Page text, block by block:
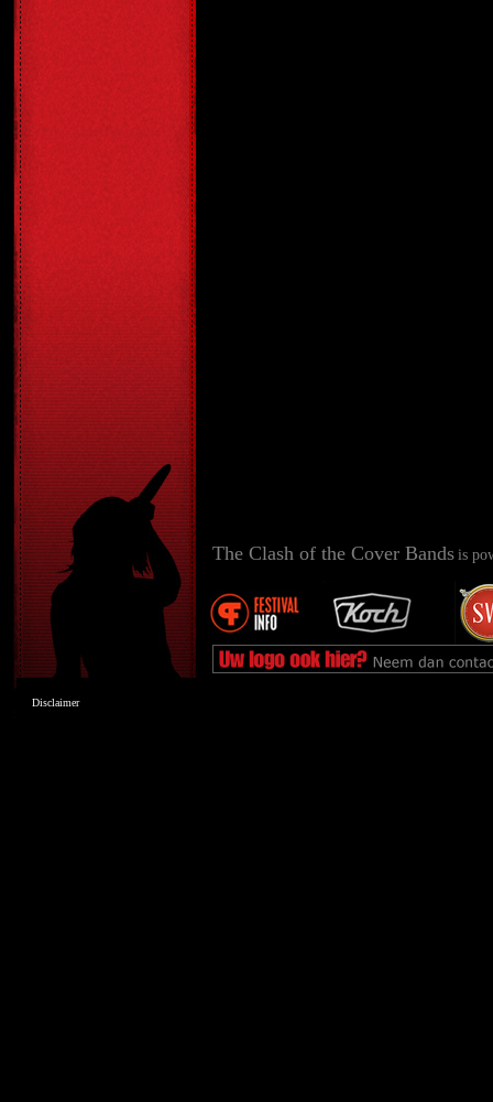
The Clash of the Cover Bands is
Disclaimer